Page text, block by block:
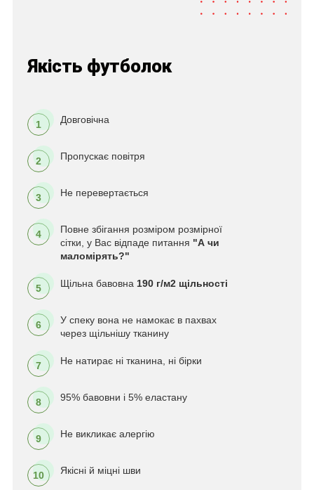
Якість футболок
1 Довговічна
2 Пропускає повітря
3 Не перевертається
4
Повне збігання розміром розмірної
сітки, у Вас відпаде питання "А чи
маломірять?"
5 Щільна бавовна 190 г/м2 щільності
6
У спеку вона не намокає в пахвах
через щільнішу тканину
7 Не натирає ні тканина, ні бірки
8 95% бавовни і 5% еластану
9 Не викликає алергію
10 Якісні й міцні шви